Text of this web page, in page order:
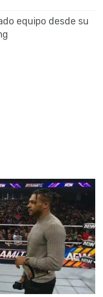
equipo desde su